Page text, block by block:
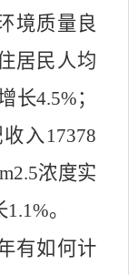
境质量良
居民人均
长4.5%；
入17378
浓度实
。
有如何计